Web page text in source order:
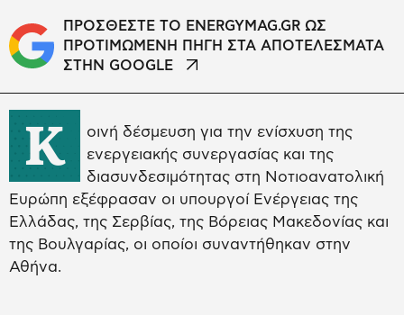
ΠΡΟΣΘΕΣΤΕ ΤΟ ENERGYMAG.GR ΩΣ
ΠΡΟΤΙΜΩΜΕΝΗ ΠΗΓΗ ΣΤΑ ΑΠΟΤΕΛΕΣΜΑΤΑ
ΣΤΗΝ GOOGLE
Κ
οινή δέσμευση για την ενίσχυση της
ενεργειακής συνεργασίας και της
διασυνδεσιμότητας στη Νοτιοανατολική
Ευρώπη εξέφρασαν οι υπουργοί Ενέργειας της
Ελλάδας, της Σερβίας, της Βόρειας Μακεδονίας και
της Βουλγαρίας, οι οποίοι συναντήθηκαν στην
Αθήνα.